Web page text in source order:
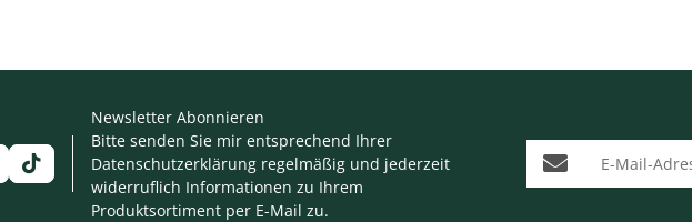
Newsletter Abonnieren
Bitte senden Sie mir entsprechend Ihrer
Datenschutzerklärung regelmäßig und jederzeit
widerruflich Informationen zu Ihrem
Produktsortiment per E-Mail zu.
E-Mail-Adresse